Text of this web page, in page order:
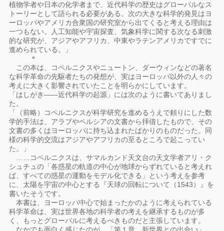
植物学者や日本の化学者まで、近代科学の歴史はグローバルなス
トーリーとして語られる必要がある。次の大きな科学的発見はヨ
ーロッパやアメリカ合衆国の研究室から出てくると考える理由は
一つもない。人工知能や宇宙探査、気象科学に関する次なる刺激
的な研究が、アジアやアフリカ、中東やラテンアメリカですでに
進められている。」
＊
この本は、コペルニクスやニュートン、ダーウィンなどの著名
な科学革命の先駆者たちの発想が、実はヨーロッパ以外の人々の
考えに大きく影響されていたことを明らかにしています。
「はしがき――近代科学の起源」には次のように書いてありまし
た。
「（前略）コペルニクスが科学研究を進めるうえで頼りにした数
学的手法は、アラブやペルシアの文書から拝借したもので、その
文書の多くはヨーロッパに持ち込まれたばかりのものだった。同
様の科学的交流はアジアやアフリカの至るところで起こってい
た。」
……コペルニクスは、サマルカンド天文台の天文学者アリ・ク
シュチュの「各惑星の軌道の中心が地球からずれていると考えれ
ば、すべての惑星の運動をモデル化できる」という考えを参考
に、太陽を宇宙の中心とする『天球の回転について（1543）』を
書いたそうです。
本書は、ヨーロッパ中心で始まったかのように考えられている
科学革命は、実は世界各地の科学者の考えを継承するものが多
く、もっとグローバルに考えるべきものだと主張しています。